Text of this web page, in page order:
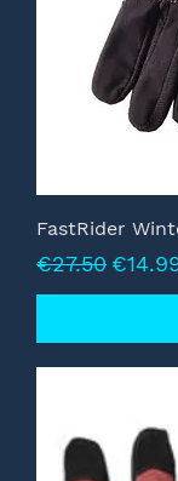
FastRider
Normale prijs
€27.50